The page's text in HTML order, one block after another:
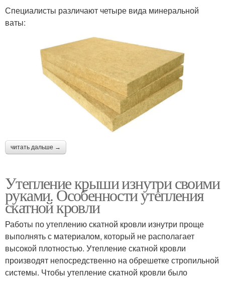
Специалисты различают четыре вида минеральной
ваты:
читать дальше →
Утепление крыши изнутри своими
руками. Особенности утепления
скатной кровли
Работы по утеплению скатной кровли изнутри проще
выполнять с материалом, который не располагает
высокой плотностью. Утепление скатной кровли
производят непосредственно на обрешетке стропильной
системы. Чтобы утепление скатной кровли было